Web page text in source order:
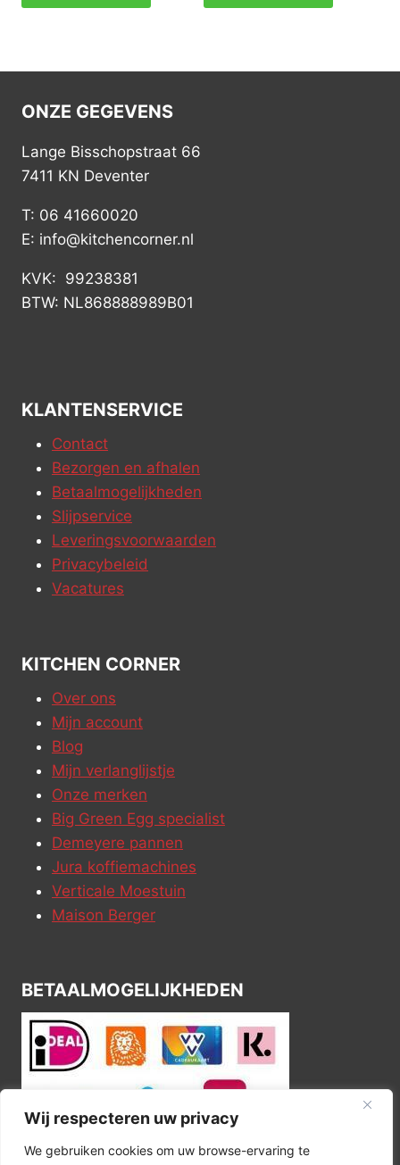
Wij respecteren uw privacy
We gebruiken cookies om uw browse-ervaring te
ONZE GEGEVENS
Lange Bisschopstraat 66
7411 KN Deventer
T: 06 41660020
E: info@kitchencorner.nl
KVK: 99238381
BTW: NL868888989B01
KLANTENSERVICE
Contact
Bezorgen en afhalen
Betaalmogelijkheden
Slijpservice
Leveringsvoorwaarden
Privacybeleid
Vacatures
KITCHEN CORNER
Over ons
Mijn account
Blog
Mijn verlanglijstje
Onze merken
Big Green Egg specialist
Demeyere pannen
Jura koffiemachines
Verticale Moestuin
Maison Berger
BETAALMOGELIJKHEDEN